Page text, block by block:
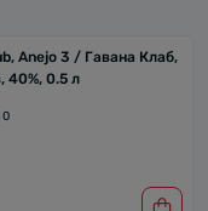
Anejo 3 / Гавана Клаб,
40%, 0.5 л
0